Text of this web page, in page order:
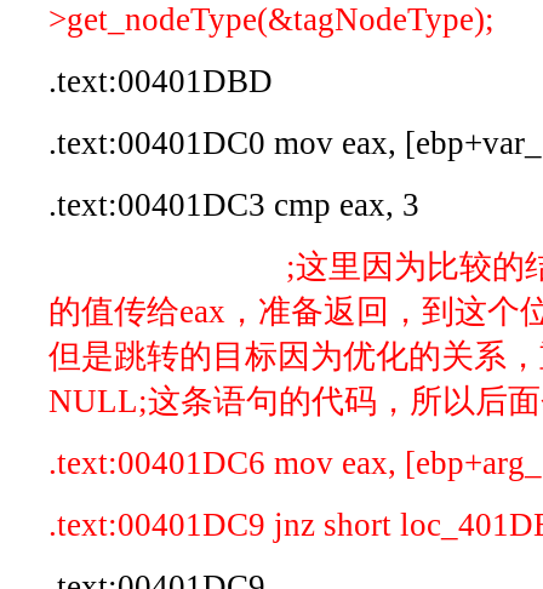
>get_nodeType(&tagNodeType);
.text:00401DBD
.text:00401DC0 mov eax,
.text:00401DC3 cmp eax, 3
;这里因为比较的结果不
的值传给eax，准备返回，到这个
但是跳转的目标因为优化的关系
NULL;这条语句的代码，所以后
.text:00401DC6 mov eax,
.text:00401DC9 jnz short